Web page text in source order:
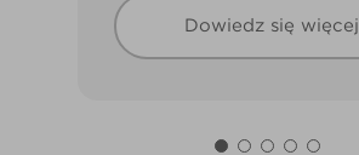
Dowiedz się więcej